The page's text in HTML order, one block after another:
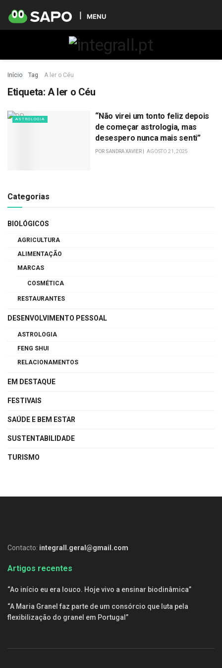
MENU
Início Tag A ler o Céu
Etiqueta: A ler o Céu
ASTROLOGIA
“Não virei um tonto feliz depois
de começar astrologia, mas
desespero nunca mais senti”
POR SANDRA XAVIER AGOSTO 21, 2025
Categorias
BIOLÓGICOS
AGRICULTURA
ALIMENTAÇÃO
MARCAS
COSMÉTICA
RESTAURANTES
DESENVOLVIMENTO PESSOAL
ASTROLOGIA
FENG SHUI
RELACIONAMENTOS
EM DESTAQUE
FESTIVAIS
SAÚDE E BEM ESTAR
SUSTENTABILIDADE
TURISMO
Contacto: integrall.geral@gmail.com
Artigos recentes
“Ao início eu era louco. Hoje vivo a ensinar biodinâmica”
“A Maria Granel faz parte de um consórcio que luta pela
flexibilização do granel em Portugal”